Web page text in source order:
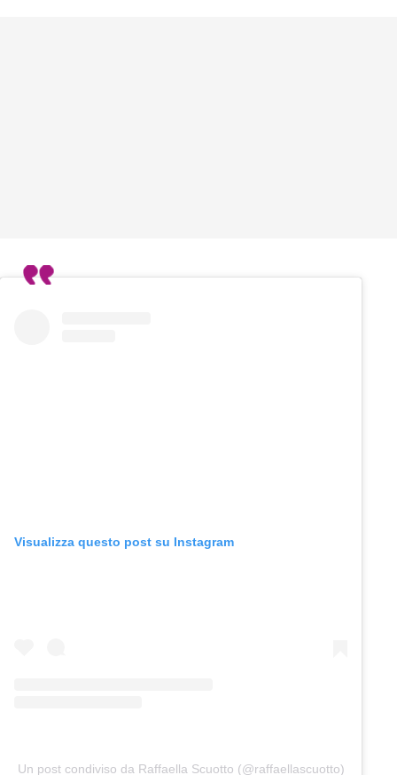
Visualizza questo post su Instagram
Un post condiviso da Raffaella Scuotto (@raffaellascuotto)